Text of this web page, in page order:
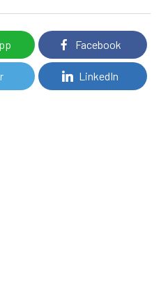
Facebook
LinkedIn